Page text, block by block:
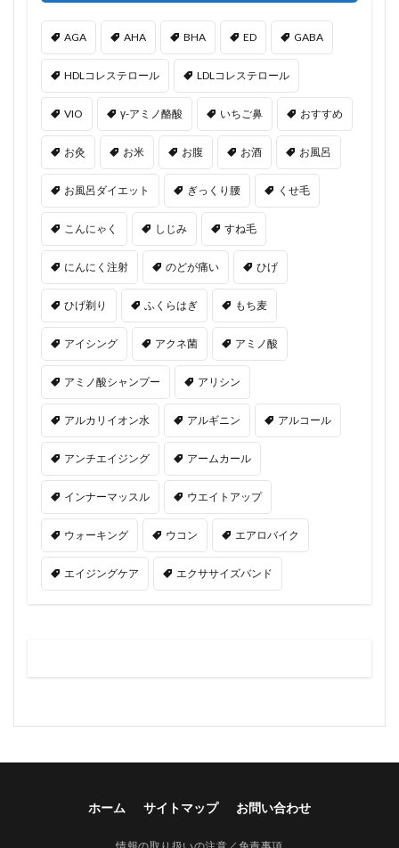
AGA AHA BHA ED GABA
HDLコレステロール LDLコレステロール
VIO γ-アミノ酪酸 いちご鼻 おすすめ
お灸 お米 お腹 お酒 お風呂
お風呂ダイエット ぎっくり腰 くせ毛
こんにゃく しじみ すね毛
にんにく注射 のどが痛い ひげ
ひげ剃り ふくらはぎ もち麦
アイシング アクネ菌 アミノ酸
アミノ酸シャンプー アリシン
アルカリイオン水 アルギニン アルコール
アンチエイジング アームカール
インナーマッスル ウエイトアップ
ウォーキング ウコン エアロバイク
エイジングケア エクササイズバンド
ホーム サイトマップ お問い合わせ